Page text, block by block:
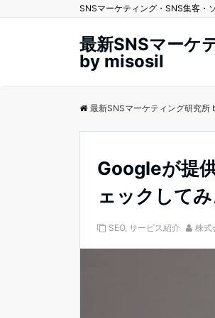
SNSマーケティング・SNS集客・
最新SNSマーケ
by misosil
最新SNSマーケティング研究所
Googleが提
ェックしてみ
SEO, サービス紹介 株式